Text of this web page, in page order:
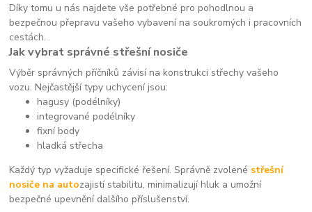
Díky tomu u nás najdete vše potřebné pro pohodlnou a
bezpečnou přepravu vašeho vybavení na soukromých i pracovních
cestách.
Jak vybrat správné střešní nosiče
Výběr správných příčníků závisí na konstrukci střechy vašeho
vozu. Nejčastější typy uchycení jsou:
hagusy (podélníky)
integrované podélníky
fixní body
hladká střecha
Každý typ vyžaduje specifické řešení. Správně zvolené střešní
nosiče na autozajistí stabilitu, minimalizují hluk a umožní
bezpečné upevnění dalšího příslušenství.